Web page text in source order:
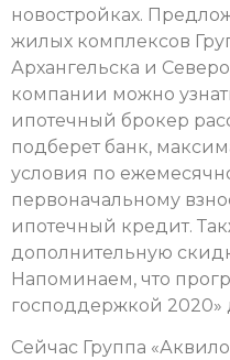
новостройках.
жилых комплексов
Архангельска и
компании можно
ипотечный брокер
подберет банк,
условия по
первоначальному
ипотечный кредит.
дополнительную
Напоминаем, что
господдержкой 2020»
Сейчас Группа